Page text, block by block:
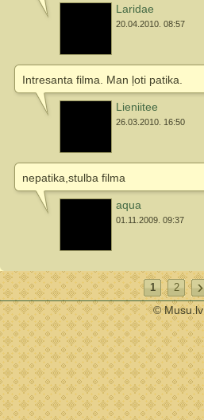
Laridae
20.04.2010. 08:57
Intresanta filma. Man ļoti patika.
Lieniitee
26.03.2010. 16:50
nepatika,stulba filma
aqua
01.11.2009. 09:37
1 2
© Musu.lv